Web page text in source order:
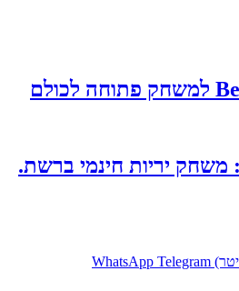
Guns and Robots: משחק יריות חינמי ברשת.
WhatsApp Telegram